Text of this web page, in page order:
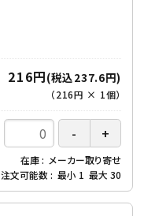
216円(税込237.6円)
（216円 × 1個）
在庫
メーカー取り寄せ
注文可能数
最小 1 最大 30